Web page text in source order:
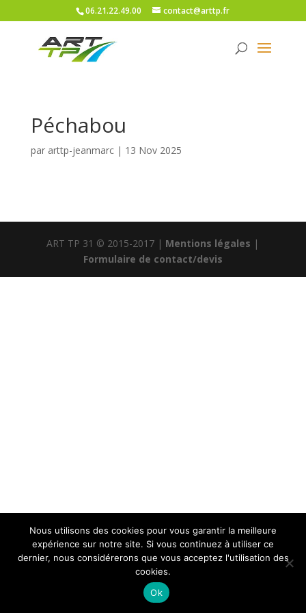
06.21.22.49.00 contact@arttp.fr
Péchabou
par arttp-jeanmarc| 13 Nov 2025
ART TP 31 © 2015-2017 | Mentions légales |
Formulaire de contact/devis
Nous utilisons des cookies pour vous garantir la meilleure
expérience sur notre site. Si vous continuez à utiliser ce
dernier, nous considérerons que vous acceptez l'utilisation des
cookies.
Ok